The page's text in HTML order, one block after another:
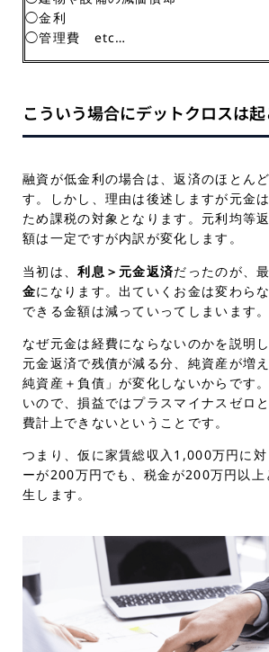
◯金利
◯管理費 etc…
こういう場合にデットクロスは起
融資が低金利の場合は、返済のほとん
す。しかし、理由は後述しますが元金
ため課税の対象となります。元利均等
額は一定ですが内訳が変化します。
当初は、利息＞元金返済だったのが、
金になります。出ていくお金は変わら
できる金額は減っていってしまいます。
なぜ元金は経費にならないのかを説明し
元金返済で残債が減る分、純資産が増
純資産＋負債」が変化しないからです
いので、損益ではプラスマイナスゼロ
費計上できないということです。
つまり、仮に家賃総収入1,000万円に
ーが200万円でも、税金が200万円以上
生します。